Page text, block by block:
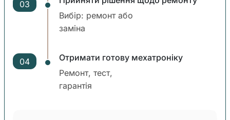
03
Вибір: ремонт або
заміна
04
Отримати готову мехатроніку
Ремонт, тест,
гарантія